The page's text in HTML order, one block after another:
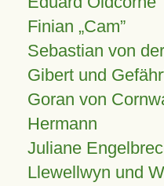
Finian Cam
Sebastian von
Gibert und
Goran von
Hermann
Juliane
Llewellwyn und